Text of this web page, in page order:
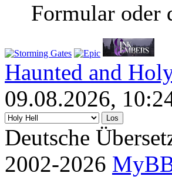
Formular oder
Haunted and
09.08.2026,
Deutsche
2002-2026